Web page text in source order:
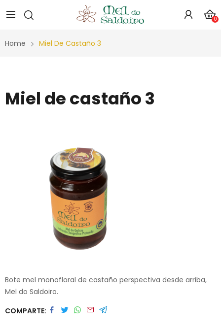
0
Home Miel De Castaño 3
Miel de castaño 3
Bote mel monofloral de castaño perspectiva desde arriba,
Mel do Saldoiro.
COMPARTE